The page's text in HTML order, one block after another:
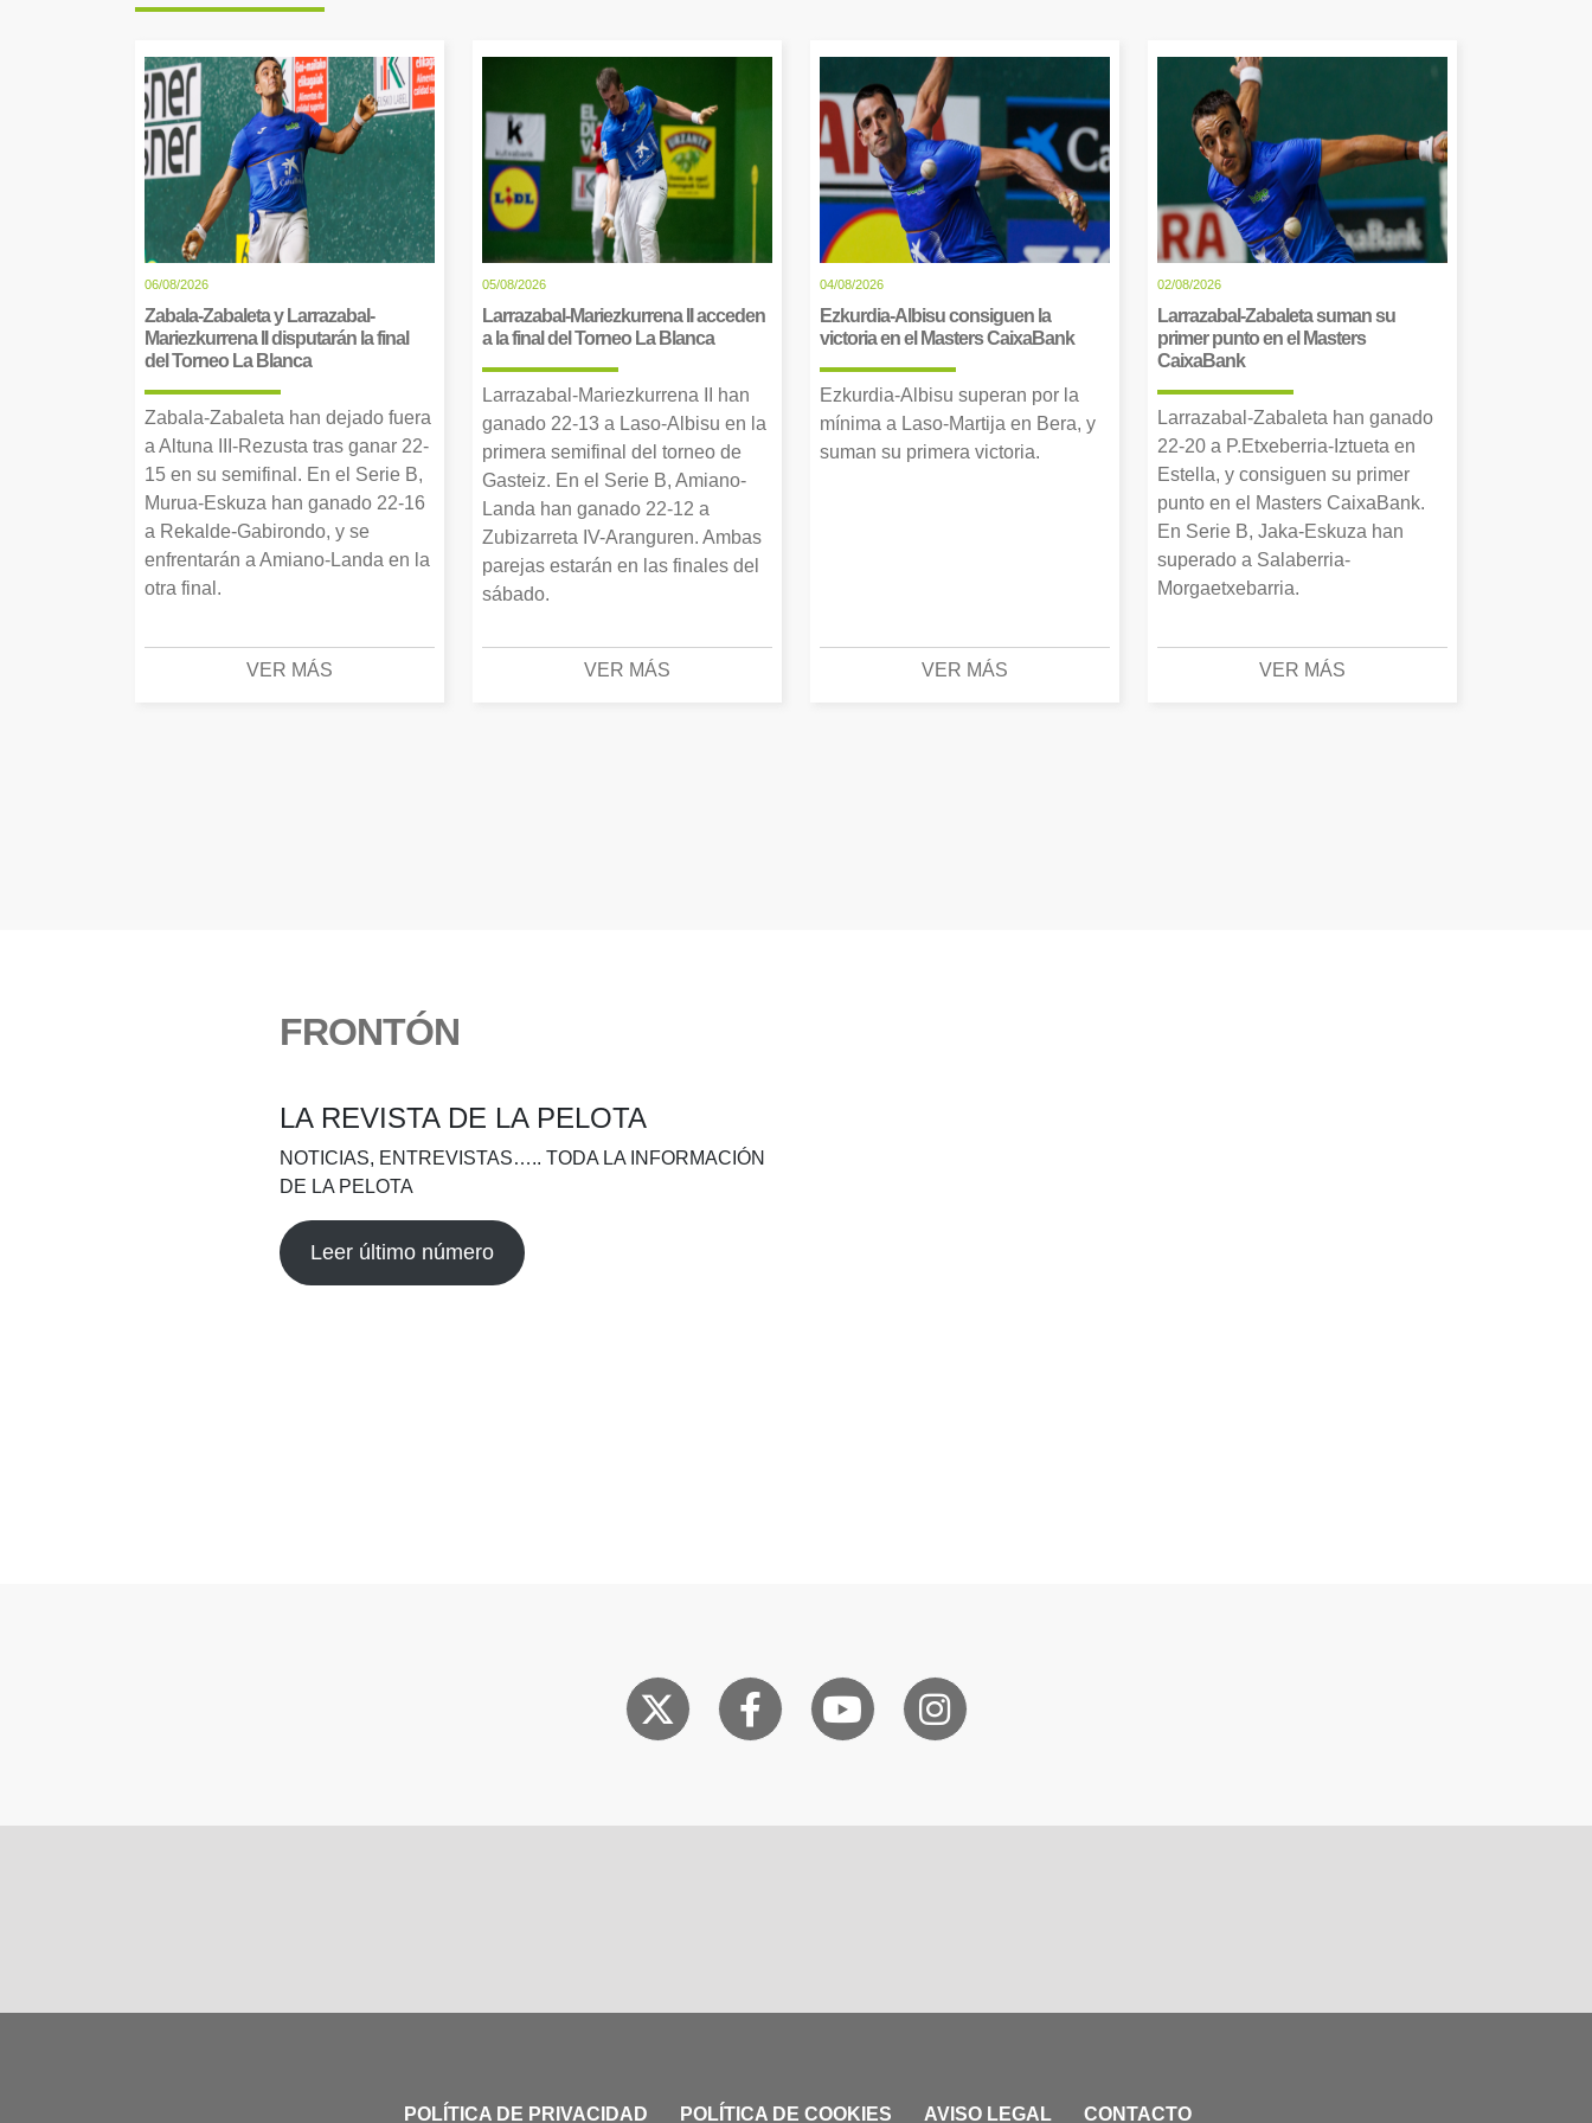
06/08/2026
Zabala-Zabaleta y Larrazabal-
Mariezkurrena II disputarán la final
del Torneo La Blanca
Zabala-Zabaleta han dejado fuera
a Altuna III-Rezusta tras ganar 22-
15 en su semifinal. En el Serie B,
Murua-Eskuza han ganado 22-16
a Rekalde-Gabirondo, y se
enfrentarán a Amiano-Landa en la
otra final.
VER MÁS
05/08/2026
Larrazabal-Mariezkurrena II acceden
a la final del Torneo La Blanca
Larrazabal-Mariezkurrena II han
ganado 22-13 a Laso-Albisu en la
primera semifinal del torneo de
Gasteiz. En el Serie B, Amiano-
Landa han ganado 22-12 a
Zubizarreta IV-Aranguren. Ambas
parejas estarán en las finales del
sábado.
VER MÁS
04/08/2026
Ezkurdia-Albisu consiguen la
victoria en el Masters CaixaBank
Ezkurdia-Albisu superan por la
mínima a Laso-Martija en Bera, y
suman su primera victoria.
VER MÁS
02/08/2026
Larrazabal-Zabaleta suman su
primer punto en el Masters
CaixaBank
Larrazabal-Zabaleta han ganado
22-20 a P.Etxeberria-Iztueta en
Estella, y consiguen su primer
punto en el Masters CaixaBank.
En Serie B, Jaka-Eskuza han
superado a Salaberria-
Morgaetxebarria.
VER MÁS
FRONTÓN
LA REVISTA DE LA PELOTA
NOTICIAS, ENTREVISTAS….. TODA LA INFORMACIÓN
DE LA PELOTA
Leer último número
POLÍTICA DE PRIVACIDAD POLÍTICA DE COOKIES AVISO LEGAL CONTACTO